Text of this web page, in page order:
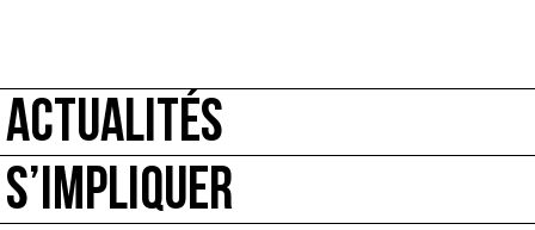
ACTUALITÉS
S’IMPLIQUER